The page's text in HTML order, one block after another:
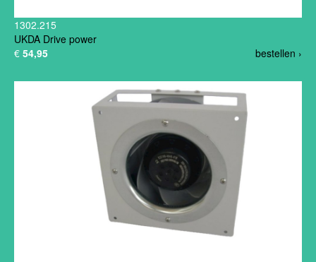
1302.215
UKDA Drive power
bestellen ›
€ 54,95